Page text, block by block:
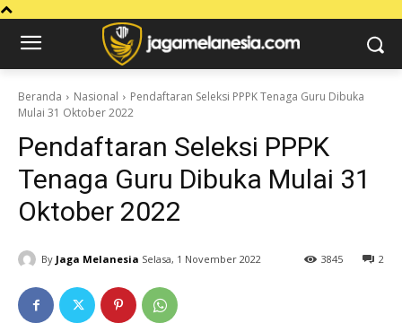
Beranda Nasional
Pendaftaran Seleksi PPPK Tenaga Guru Dibuka
Mulai 31 Oktober 2022
Pendaftaran Seleksi PPPK
Tenaga Guru Dibuka Mulai 31
Oktober 2022
By Jaga Melanesia Selasa, 1 November 2022 2
3845